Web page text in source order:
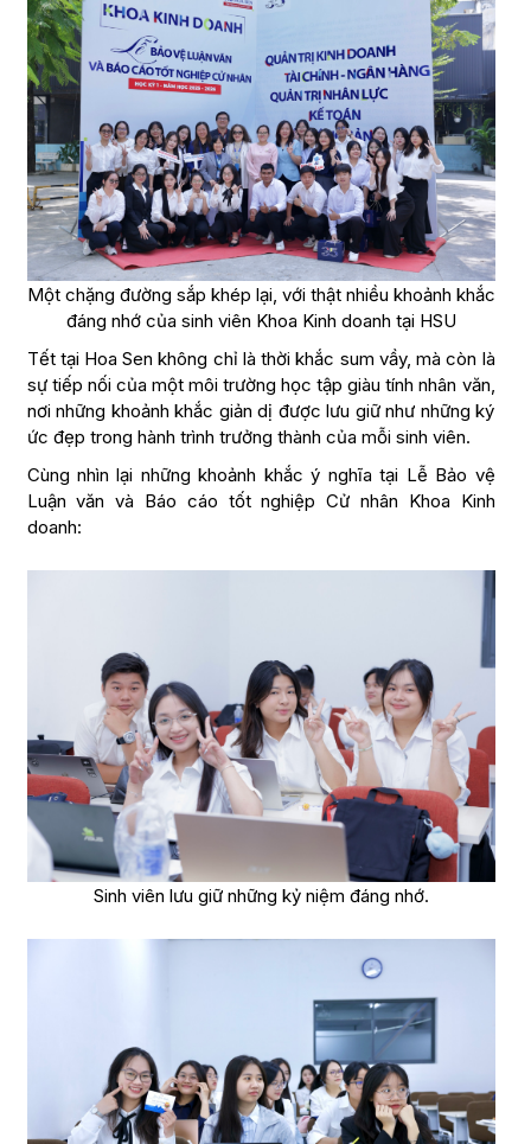
Một chặng đường sắp khép lại, với thật nhiều khoảnh khắc
đáng nhớ của sinh viên Khoa Kinh doanh tại HSU
Tết tại Hoa Sen không chỉ là thời khắc sum vầy, mà còn là
sự tiếp nối của một môi trường học tập giàu tính nhân văn,
nơi những khoảnh khắc giản dị được lưu giữ như những ký
ức đẹp trong hành trình trưởng thành của mỗi sinh viên.
Cùng nhìn lại những khoảnh khắc ý nghĩa tại Lễ Bảo vệ
Luận văn và Báo cáo tốt nghiệp Cử nhân Khoa Kinh
doanh:
Sinh viên lưu giữ những kỷ niệm đáng nhớ.